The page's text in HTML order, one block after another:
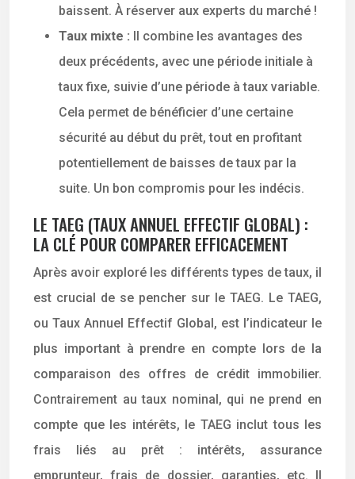
baissent. À réserver aux experts du marché !
Taux mixte : Il combine les avantages des
deux précédents, avec une période initiale à
taux fixe, suivie d’une période à taux variable.
Cela permet de bénéficier d’une certaine
sécurité au début du prêt, tout en profitant
potentiellement de baisses de taux par la
suite. Un bon compromis pour les indécis.
LE TAEG (TAUX ANNUEL EFFECTIF GLOBAL) :
LA CLÉ POUR COMPARER EFFICACEMENT
Après avoir exploré les différents types de taux, il
est crucial de se pencher sur le TAEG. Le TAEG,
ou Taux Annuel Effectif Global, est l’indicateur le
plus important à prendre en compte lors de la
comparaison des offres de crédit immobilier.
Contrairement au taux nominal, qui ne prend en
compte que les intérêts, le TAEG inclut tous les
frais liés au prêt : intérêts, assurance
emprunteur, frais de dossier, garanties, etc. Il